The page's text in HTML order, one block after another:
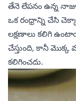
తేనె లేపనం ఉన్న
ఒక రంధ్రాన్ని చేసి
లక్షణాలు కలిగి
చేస్తుంది, కానీ మొక్క
కలిగించదు.